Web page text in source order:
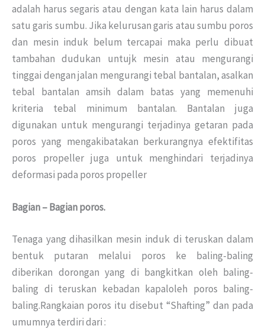
adalah harus segaris atau dengan kata lain harus dalam
satu garis sumbu. Jika kelurusan garis atau sumbu poros
dan mesin induk belum tercapai maka perlu dibuat
tambahan dudukan untujk mesin atau mengurangi
tinggai dengan jalan mengurangi tebal bantalan, asalkan
tebal bantalan amsih dalam batas yang memenuhi
kriteria tebal minimum bantalan. Bantalan juga
digunakan untuk mengurangi terjadinya getaran pada
poros yang mengakibatakan berkurangnya efektifitas
poros propeller juga untuk menghindari terjadinya
deformasi pada poros propeller
Bagian – Bagian poros.
Tenaga yang dihasilkan mesin induk di teruskan dalam
bentuk putaran melalui poros ke baling-baling
diberikan dorongan yang di bangkitkan oleh baling-
baling di teruskan kebadan kapaloleh poros baling-
baling.Rangkaian poros itu disebut “Shafting” dan pada
umumnya terdiri dari :